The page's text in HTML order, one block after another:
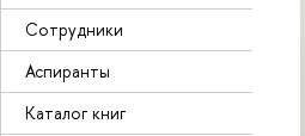
Сотрудники
Аспиранты
Каталог книг